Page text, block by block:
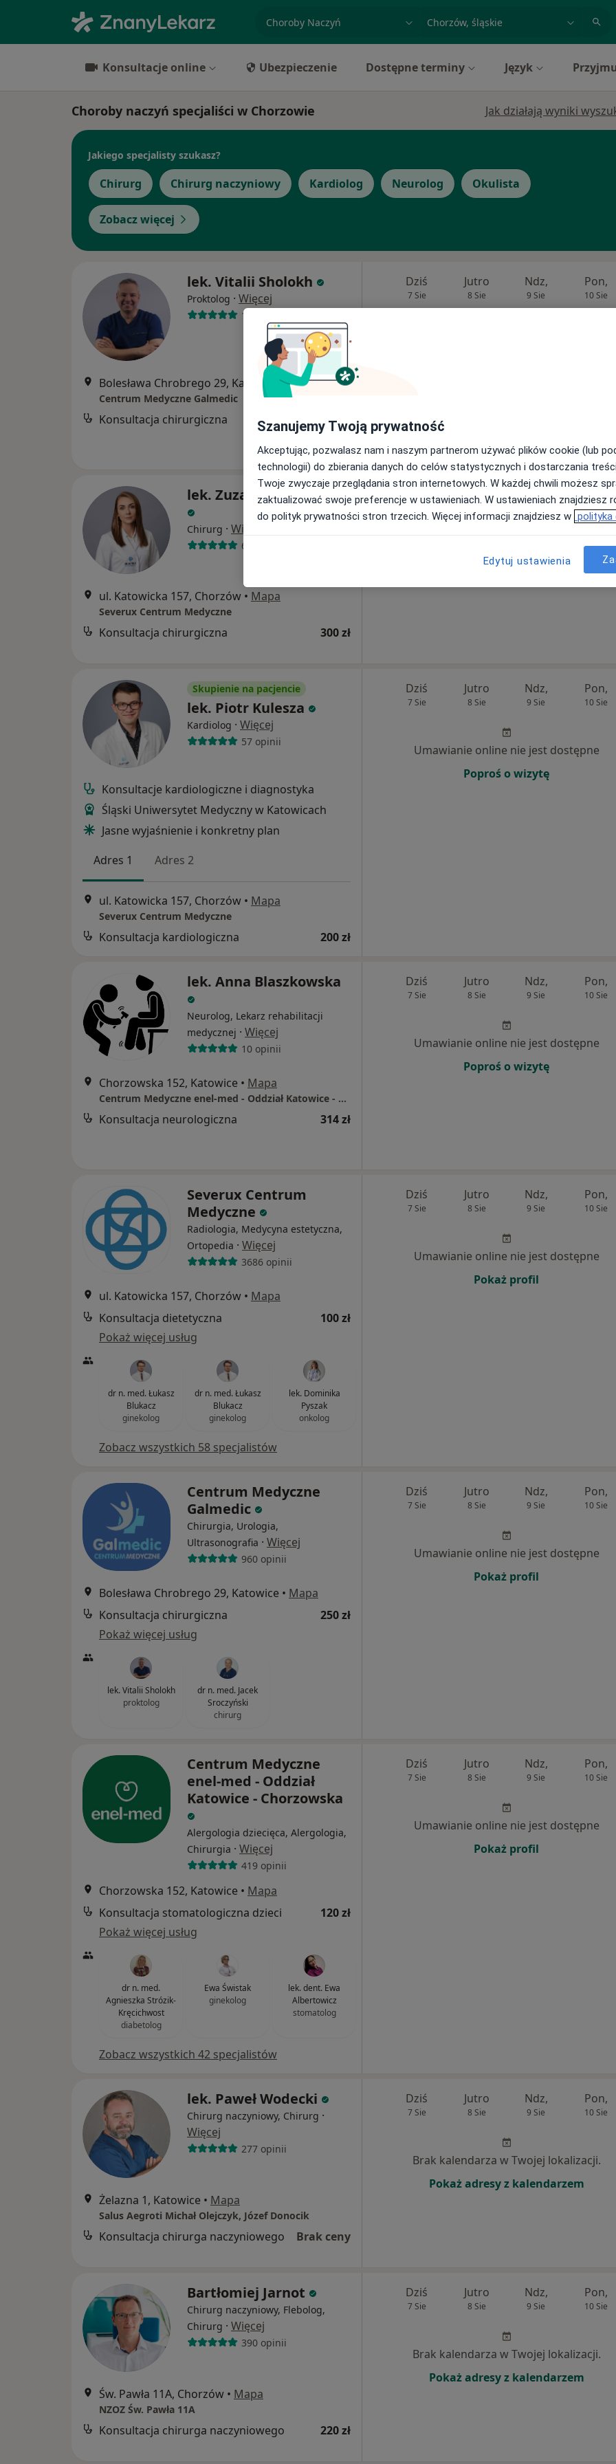
specjalizacja, badanie lub nazwiskomiasto lub dzielnica
Konsultacje online Ubezpieczenie Dostępne terminy Język
Choroby naczyń specjaliści w Chorzowie Jak działają wyniki
Jakiego specjalisty szukasz?
Chirurg Chirurg naczyniowy Kardiolog Neurolog Okulista
Zobacz więcej
lek. Vitalii Sholokh
Proktolog · Więcej
119 opinii
Bolesława Chrobrego 29, Katowice •Mapa
Centrum Medyczne Galmedic
Konsultacja chirurgiczna 250 zł
Dziś
7 Sie
Jutro
8 Sie
Ndz,
9 Sie
Pon,
10 Sie
lek. Zuzanna Korbecka
Chirurg · Więcej
65 opinii
ul. Katowicka 157, Chorzów • Mapa
Severux Centrum Medyczne
Konsultacja chirurgiczna 300 zł
Dziś Jutro Ndz, Pon,
10 Sie
Umawianie online nie jest dostępne
Skupienie na pacjencie
lek. Piotr Kulesza
Kardiolog · Więcej
57 opinii
Konsultacje kardiologiczne i diagnostyka
Śląski Uniwersytet Medyczny w Katowicach
Jasne wyjaśnienie i konkretny plan
Adres 1
Adres 2
ul. Katowicka 157, Chorzów • Mapa
Severux Centrum Medyczne
Konsultacja kardiologiczna 200 zł
Dziś
7 Sie
Jutro
8 Sie
Ndz,
9 Sie
Pon,
10 Sie
Umawianie online nie jest dostępne
Poproś o wizytę
lek. Anna Blaszkowska
Neurolog, Lekarz rehabilitacji
medycznej · Więcej
10 opinii
Chorzowska 152, Katowice • Mapa
Centrum Medyczne enel-med - Oddział Katowice - Chorzowska
Konsultacja neurologiczna 314 zł
Dziś
7 Sie
Jutro
8 Sie
Ndz,
9 Sie
Pon,
10 Sie
Umawianie online nie jest dostępne
Poproś o wizytę
Severux Centrum
Medyczne
Radiologia, Medycyna estetyczna,
Ortopedia · Więcej
3686 opinii
ul. Katowicka 157, Chorzów • Mapa
Konsultacja dietetyczna
100 zł
Pokaż więcej usług
dr n. med. Łukasz
Blukacz
ginekolog
dr n. med. Łukasz
Blukacz
ginekolog
lek. Dominika
Pyszak
onkolog
Zobacz wszystkich 58 specjalistów
Dziś
7 Sie
Jutro
8 Sie
Ndz,
9 Sie
Pon,
10 Sie
Umawianie online nie jest dostępne
Pokaż profil
Centrum Medyczne
Galmedic
Chirurgia, Urologia,
Ultrasonografia · Więcej
960 opinii
Bolesława Chrobrego 29, Katowice • Mapa
Konsultacja chirurgiczna
250 zł
Pokaż więcej usług
lek. Vitalii Sholokh
proktolog
dr n. med. Jacek
Sroczyński
chirurg
Dziś
7 Sie
Jutro
8 Sie
Ndz,
9 Sie
Pon,
10 Sie
Umawianie online nie jest dostępne
Pokaż profil
Centrum Medyczne
enel-med - Oddział
Katowice - Chorzowska
Alergologia dziecięca, Alergologia,
Chirurgia · Więcej
419 opinii
Chorzowska 152, Katowice • Mapa
Konsultacja stomatologiczna dzieci
120 zł
Pokaż więcej usług
dr n. med.
Agnieszka Strózik-
Kręcichwost
diabetolog
Ewa Świstak
ginekolog
lek. dent. Ewa
Albertowicz
stomatolog
Zobacz wszystkich 42 specjalistów
Dziś
7 Sie
Jutro
8 Sie
Ndz,
9 Sie
Pon,
10 Sie
Umawianie online nie jest dostępne
Pokaż profil
lek. Paweł Wodecki
Chirurg naczyniowy, Chirurg ·
Więcej
277 opinii
Żelazna 1, Katowice • Mapa
Salus Aegroti Michał Olejczyk, Józef Donocik
Konsultacja chirurga naczyniowego Brak ceny
Dziś
7 Sie
Jutro
8 Sie
Ndz,
9 Sie
Pon,
10 Sie
Brak kalendarza w Twojej lokalizacji.
Pokaż adresy z kalendarzem
Bartłomiej Jarnot
Chirurg naczyniowy, Flebolog,
Chirurg · Więcej
390 opinii
Św. Pawła 11A, Chorzów • Mapa
NZOZ Św. Pawła 11A
Konsultacja chirurga naczyniowego 220 zł
Dziś
7 Sie
Jutro
8 Sie
Ndz,
9 Sie
Pon,
10 Sie
Brak kalendarza w Twojej lokalizacji.
Pokaż adresy z kalendarzem
Szanujemy Twoją prywatność
Akceptując, pozwalasz nam i naszym partnerom używać plików cookie (lub
technologii) do zbierania danych do celów statystycznych i dostarczania
Twoje zwyczaje przeglądania stron internetowych. W każdej chwili możesz
zaktualizować swoje preferencje w ustawieniach. W ustawieniach znajdziesz
do polityk prywatności stron trzecich. Więcej informacji znajdziesz w polityka
Edytuj ustawienia